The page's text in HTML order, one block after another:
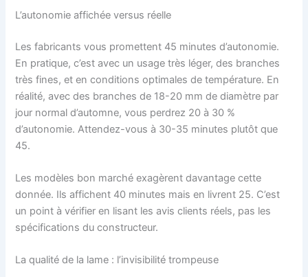
L’autonomie affichée versus réelle
Les fabricants vous promettent 45 minutes d’autonomie.
En pratique, c’est avec un usage très léger, des branches
très fines, et en conditions optimales de température. En
réalité, avec des branches de 18-20 mm de diamètre par
jour normal d’automne, vous perdrez 20 à 30 %
d’autonomie. Attendez-vous à 30-35 minutes plutôt que
45.
Les modèles bon marché exagèrent davantage cette
donnée. Ils affichent 40 minutes mais en livrent 25. C’est
un point à vérifier en lisant les avis clients réels, pas les
spécifications du constructeur.
La qualité de la lame : l’invisibilité trompeuse